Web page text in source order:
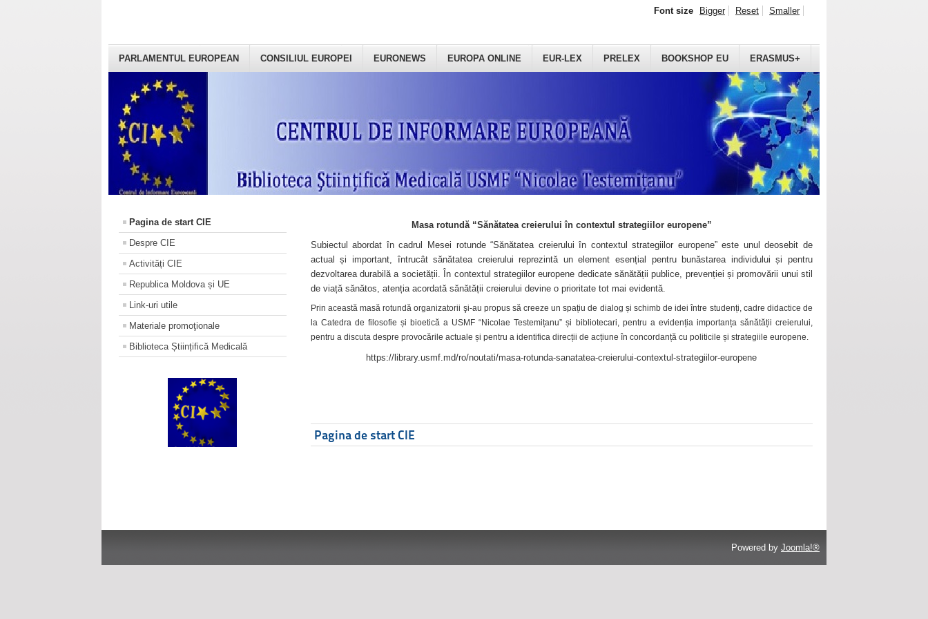
PARLAMENTUL EUROPEAN CONSILIUL EUROPEI EURONEWS EUROPA ONLINE EUR-LEX PRELEX BOOKSHOP EU ERASMUS+
Font size Bigger Reset Smaller
Pagina de start CIE
Despre CIE
Activități CIE
Republica Moldova și UE
Link-uri utile
Materiale promoţionale
Biblioteca Științifică Medicală
Masa rotundă “Sănătatea creierului în contextul strategiilor europene”
Subiectul abordat în cadrul Mesei rotunde “Sănătatea creierului în contextul strategiilor europene” este unul deosebit de
actual și important, întrucât sănătatea creierului reprezintă un element esențial pentru bunăstarea individului și pentru
dezvoltarea durabilă a societății. În contextul strategiilor europene dedicate sănătății publice, prevenției și promovării unui stil
de viață sănătos, atenția acordată sănătății creierului devine o prioritate tot mai evidentă.
Prin această masă rotundă organizatorii şi-au propus să creeze un spațiu de dialog și schimb de idei între studenți, cadre didactice de
la Catedra de filosofie și bioetică a USMF “Nicolae Testemițanu” și bibliotecari, pentru a evidenția importanța sănătății creierului,
pentru a discuta despre provocările actuale și pentru a identifica direcții de acțiune în concordanță cu politicile și strategiile europene.
https://library.usmf.md/ro/noutati/masa-rotunda-sanatatea-creierului-contextul-strategiilor-europene
Pagina de start CIE
Powered by Joomla!®